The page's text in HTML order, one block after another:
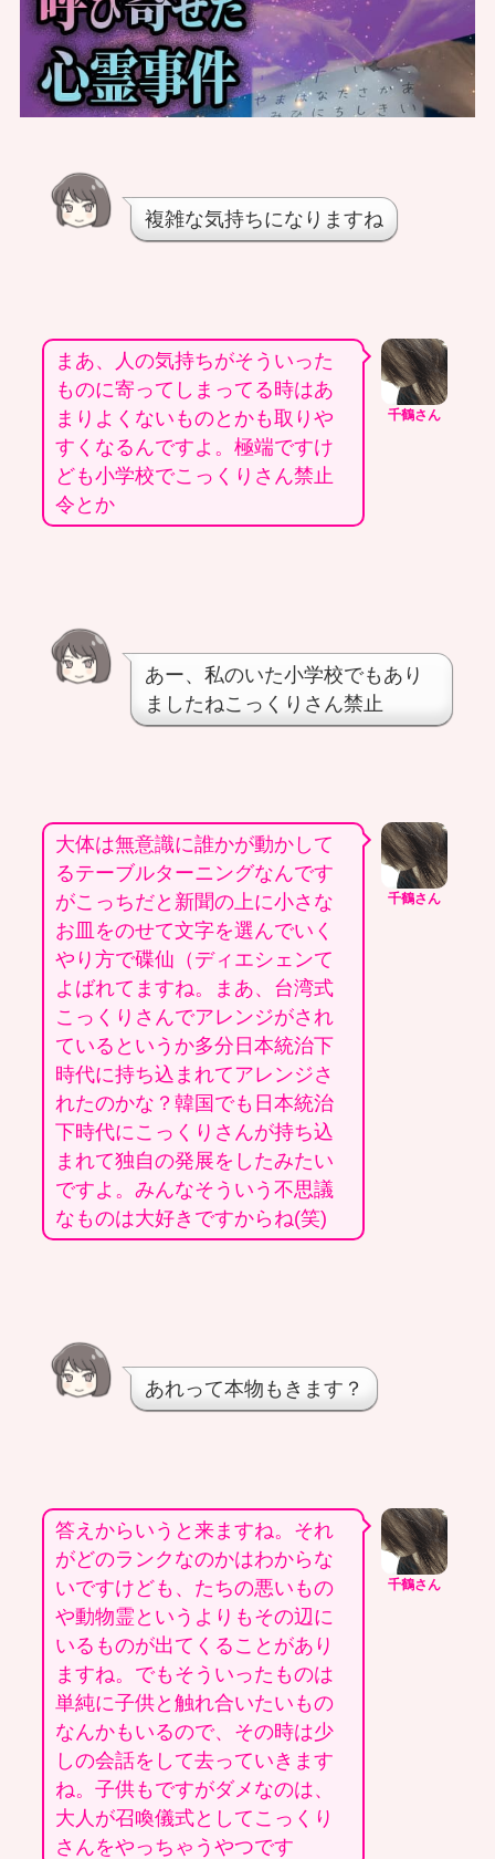
複雑な気持ちになりますね
千鶴さん
まあ、人の気持ちがそういった
ものに寄ってしまってる時はあ
まりよくないものとかも取りや
すくなるんですよ。極端ですけ
ども小学校でこっくりさん禁止
令とか
あー、私のいた小学校でもあり
ましたねこっくりさん禁止
千鶴さん
大体は無意識に誰かが動かして
るテーブルターニングなんです
がこっちだと新聞の上に小さな
お皿をのせて文字を選んでいく
やり方で碟仙（ディエシェンて
よばれてますね。まあ、台湾式
こっくりさんでアレンジがされ
ているというか多分日本統治下
時代に持ち込まれてアレンジさ
れたのかな？韓国でも日本統治
下時代にこっくりさんが持ち込
まれて独自の発展をしたみたい
ですよ。みんなそういう不思議
なものは大好きですからね(笑)
あれって本物もきます？
千鶴さん
答えからいうと来ますね。それ
がどのランクなのかはわからな
いですけども、たちの悪いもの
や動物霊というよりもその辺に
いるものが出てくることがあり
ますね。でもそういったものは
単純に子供と触れ合いたいもの
なんかもいるので、その時は少
しの会話をして去っていきます
ね。子供もですがダメなのは、
大人が召喚儀式としてこっくり
さんをやっちゃうやつです